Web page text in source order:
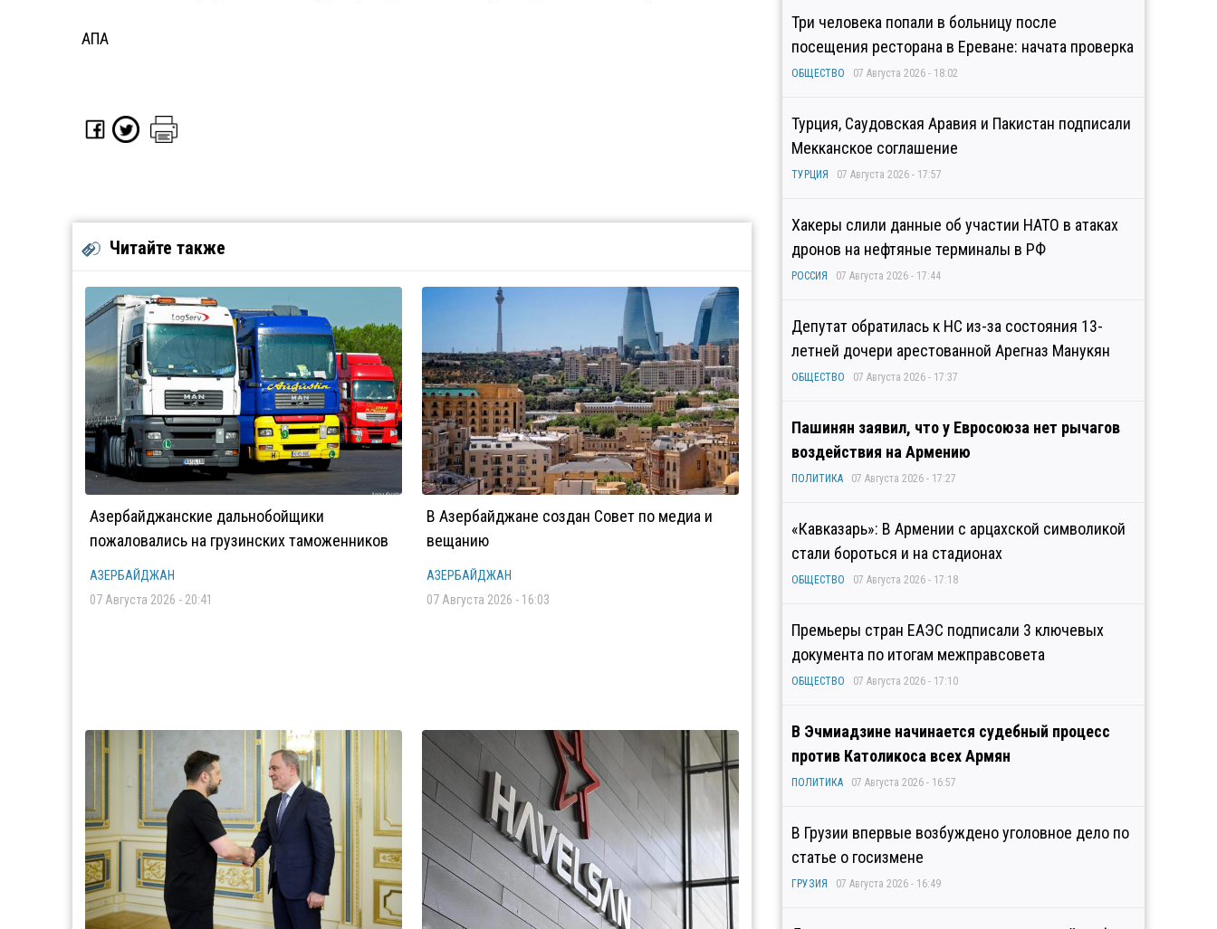
АПА
Читайте также
Азербайджанские дальнобойщики
пожаловались на грузинских таможенников
АЗЕРБАЙДЖАН
07 Августа 2026 - 20:41
В Азербайджане создан Совет по медиа и
вещанию
АЗЕРБАЙДЖАН
07 Августа 2026 - 16:03
Три человека попали в больницу после
посещения ресторана в Ереване: начата проверка
ОБЩЕСТВО 07 Августа 2026 - 18:02
Турция, Саудовская Аравия и Пакистан подписали
Мекканское соглашение
ТУРЦИЯ 07 Августа 2026 - 17:57
Хакеры слили данные об участии НАТО в атаках
дронов на нефтяные терминалы в РФ
РОССИЯ 07 Августа 2026 - 17:44
Депутат обратилась к НС из-за состояния 13-
летней дочери арестованной Арегназ Манукян
ОБЩЕСТВО 07 Августа 2026 - 17:37
Пашинян заявил, что у Евросоюза нет рычагов
воздействия на Армению
ПОЛИТИКА 07 Августа 2026 - 17:27
«Кавказарь»: В Армении с арцахской символикой
стали бороться и на стадионах
ОБЩЕСТВО 07 Августа 2026 - 17:18
Премьеры стран ЕАЭС подписали 3 ключевых
документа по итогам межправсовета
ОБЩЕСТВО 07 Августа 2026 - 17:10
В Эчмиадзине начинается судебный процесс
против Католикоса всех Армян
ПОЛИТИКА 07 Августа 2026 - 16:57
В Грузии впервые возбуждено уголовное дело по
статье о госизмене
ГРУЗИЯ 07 Августа 2026 - 16:49